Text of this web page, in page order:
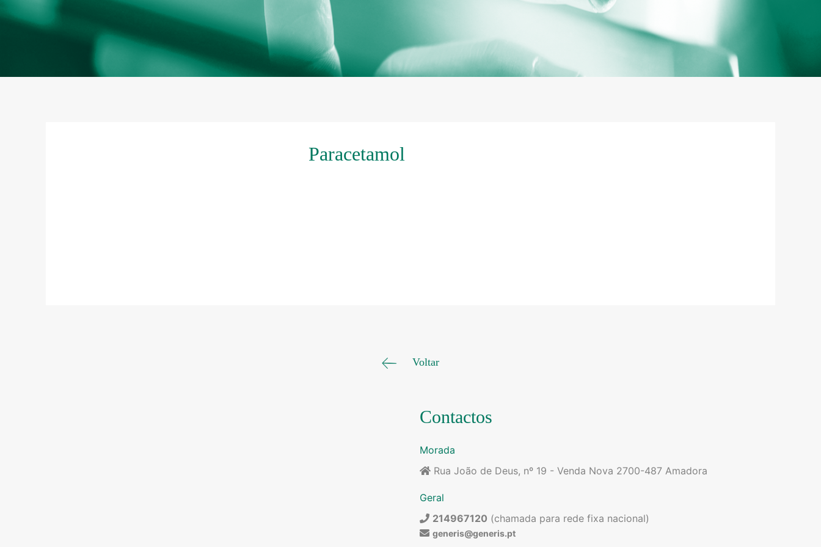
Paracetamol
Voltar
Contactos
Morada
Rua João de Deus, nº 19 - Venda Nova 2700-487 Amadora
Geral
214967120 (chamada para rede fixa nacional)
generis@generis.pt